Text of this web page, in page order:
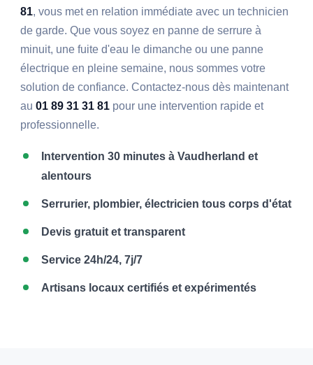
81, vous met en relation immédiate avec un technicien
de garde. Que vous soyez en panne de serrure à
minuit, une fuite d'eau le dimanche ou une panne
électrique en pleine semaine, nous sommes votre
solution de confiance. Contactez-nous dès maintenant
au01 89 31 31 81 pour une intervention rapide et
professionnelle.
Intervention 30 minutes à Vaudherland et
alentours
Serrurier, plombier, électricien tous corps d'état
Devis gratuit et transparent
Service 24h/24, 7j/7
Artisans locaux certifiés et expérimentés